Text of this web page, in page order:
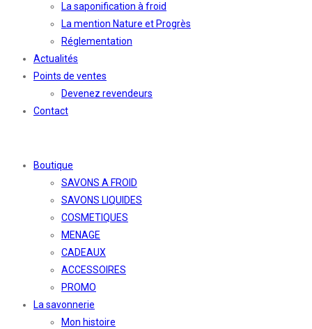
La saponification à froid
La mention Nature et Progrès
Réglementation
Actualités
Points de ventes
Devenez revendeurs
Contact
Boutique
SAVONS A FROID
SAVONS LIQUIDES
COSMETIQUES
MENAGE
CADEAUX
ACCESSOIRES
PROMO
La savonnerie
Mon histoire